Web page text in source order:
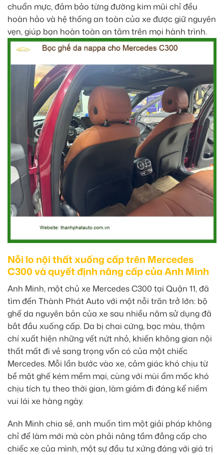
chuẩn mực, đảm bảo từng đường kim mũi chỉ đều
hoàn hảo và hệ thống an toàn của xe được giữ nguyên
vẹn, giúp bạn hoàn toàn an tâm trên mọi hành trình.
Nỗi lo nội thất xuống cấp trên Mercedes
C300 và quyết định nâng cấp của Anh Minh
Anh Minh, một chủ xe Mercedes C300 tại Quận 11, đã
tìm đến Thành Phát Auto với một nỗi trăn trở lớn: bộ
ghế da nguyên bản của xe sau nhiều năm sử dụng đã
bắt đầu xuống cấp. Da bị chai cứng, bạc màu, thậm
chí xuất hiện những vết nứt nhỏ, khiến không gian nội
thất mất đi vẻ sang trọng vốn có của một chiếc
Mercedes. Mỗi lần bước vào xe, cảm giác khó chịu từ
bề mặt ghế kém mềm mại, cùng với mùi ẩm mốc khó
chịu tích tụ theo thời gian, làm giảm đi đáng kể niềm
vui lái xe hàng ngày.
Anh Minh chia sẻ, anh muốn tìm một giải pháp không
chỉ để làm mới mà còn phải nâng tầm đẳng cấp cho
chiếc xe của mình, một sự đầu tư xứng đáng với giá trị